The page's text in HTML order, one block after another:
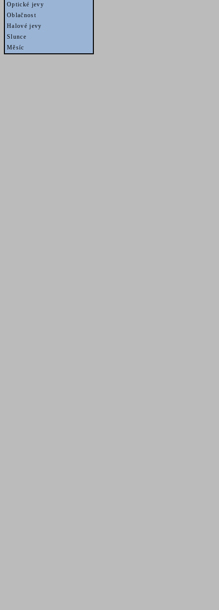
Optické jevy
Oblačnost
Halové jevy
Slunce
Měsíc